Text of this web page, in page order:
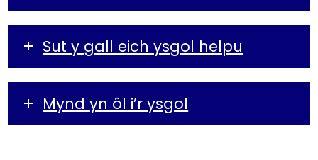
Sut y gall eich ysgol helpu
Mynd yn ôl i’r ysgol